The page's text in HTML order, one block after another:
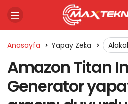
Anasayfa Yapay Zeka
Amazon Titan
Generator